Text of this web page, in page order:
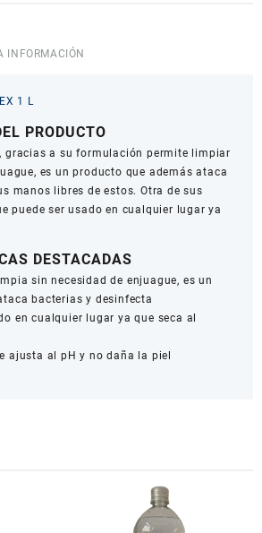
INFORMACIÓN
1 L
PRODUCTO
gracias a su formulación permite limpiar
es un producto que además ataca
manos libres de estos. Otra de sus
puede ser usado en cualquier lugar ya
DESTACADAS
sin necesidad de enjuague, es un
bacterias y desinfecta
en cualquier lugar ya que seca al
ajusta al pH y no daña la piel